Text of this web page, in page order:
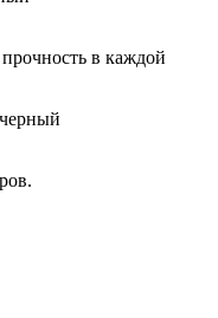
в каждой